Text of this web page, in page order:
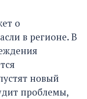
о
в регионе. В
новый
проблемы,